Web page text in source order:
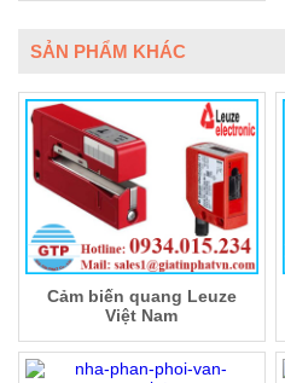
SẢN PHẨM KHÁC
Cảm biến quang Leuze
Việt Nam